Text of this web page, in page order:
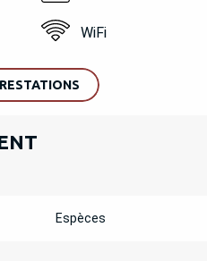
WiFi
Espèces